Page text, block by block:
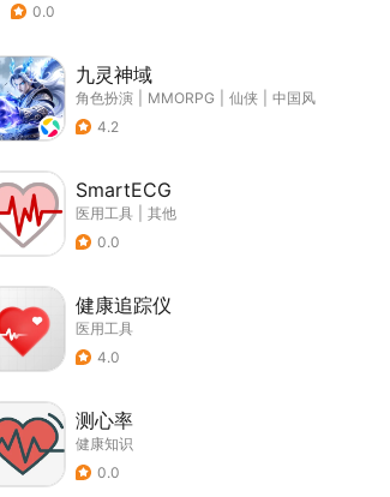
0.0
九灵神域
角色扮演 MMORPG 仙侠
中国风
4.2
SmartECG
医用工具
其他
0.0
健康追踪仪
医用工具
4.0
测心率
健康知识
0.0